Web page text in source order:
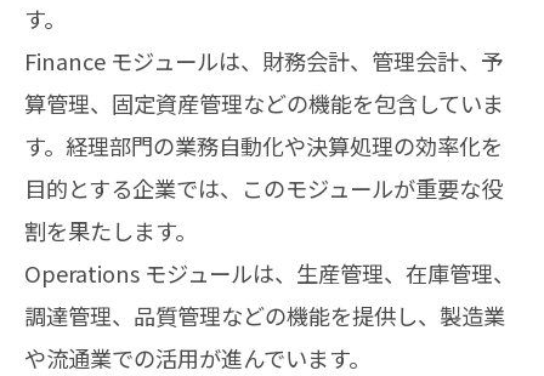
す。
Finance モジュールは、財務会計、管理会計、予
算管理、固定資産管理などの機能を包含していま
す。経理部門の業務自動化や決算処理の効率化を
目的とする企業では、このモジュールが重要な役
割を果たします。
Operations モジュールは、生産管理、在庫管理、
調達管理、品質管理などの機能を提供し、製造業
や流通業での活用が進んでいます。